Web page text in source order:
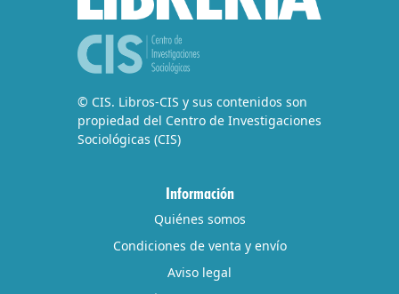
© CIS. Libros-CIS y sus contenidos son
propiedad del Centro de Investigaciones
Sociológicas (CIS)
Información
Quiénes somos
Condiciones de venta y envío
Aviso legal